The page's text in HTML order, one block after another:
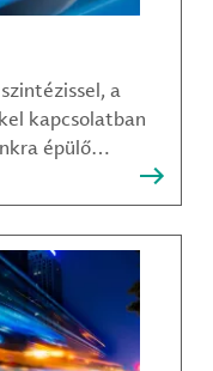
a
kapcsolatban
épülő
leküzdhetők.